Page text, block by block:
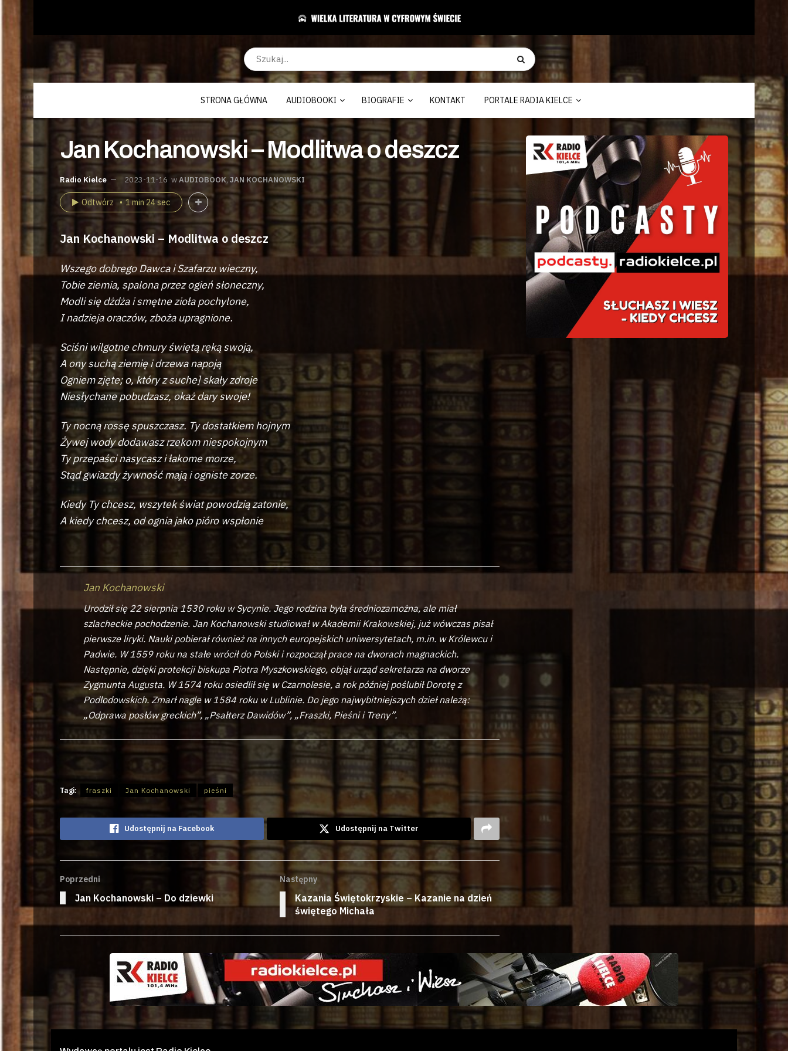
STRONA GŁÓWNA AUDIOBOOKI BIOGRAFIE KONTAKT PORTALE RADIA KIELCE
Jan Kochanowski – Modlitwa o deszcz
Radio Kielce 2023-11-16 wAUDIOBOOK, JAN KOCHANOWSKI
Odtwórz 1 min 24 sec
Jan Kochanowski – Modlitwa o deszcz
Wszego dobrego Dawca i Szafarzu wieczny,
Tobie ziemia, spalona przez ogień słoneczny,
Modli się dżdża i smętne zioła pochylone,
I nadzieja oraczów, zboża upragnione.
Sciśni wilgotne chmury świętą ręką swoją,
A ony suchą ziemię i drzewa napoją
Ogniem zjęte; o, który z suche] skały zdroje
Niesłychane pobudzasz, okaż dary swoje!
Ty nocną rossę spuszczasz. Ty dostatkiem hojnym
Żywej wody dodawasz rzekom niespokojnym
Ty przepaści nasycasz i łakome morze,
Stąd gwiazdy żywność mają i ogniste zorze.
Kiedy Ty chcesz, wszytek świat powodzią zatonie,
A kiedy chcesz, od ognia jako pióro wspłonie
Jan Kochanowski
Urodził się 22 sierpnia 1530 roku w Sycynie. Jego rodzina była średniozamożna, ale miał
szlacheckie pochodzenie. Jan Kochanowski studiował w Akademii Krakowskiej, już wówczas pisał
pierwsze liryki. Nauki pobierał również na innych europejskich uniwersytetach, m.in. w Królewcu i
Padwie. W 1559 roku na stałe wrócił do Polski i rozpoczął prace na dworach magnackich.
Następnie, dzięki protekcji biskupa Piotra Myszkowskiego, objął urząd sekretarza na dworze
Zygmunta Augusta. W 1574 roku osiedlił się w Czarnolesie, a rok później poślubił Dorotę z
Podlodowskich. Zmarł nagle w 1584 roku w Lublinie. Do jego najwybitniejszych dzieł należą:
„Odprawa posłów greckich”, „Psałterz Dawidów”, „Fraszki, Pieśni i Treny”.
Tagi: fraszki Jan Kochanowski pieśni
Udostępnij na Facebook Udostępnij na Twitter
Poprzedni
Jan Kochanowski – Do dziewki
Następny
Kazania Świętokrzyskie – Kazanie na dzień
świętego Michała